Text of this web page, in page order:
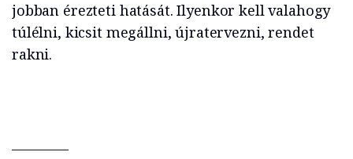
jobban érezteti hatását. Ilyenkor kell valahogy
túlélni, kicsit megállni, újratervezni, rendet
rakni.
————